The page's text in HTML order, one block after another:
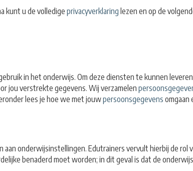
kunt u de volledige privacyverklaring lezen en op de
in het onderwijs. Om deze diensten te kunnen
jou verstrekte gegevens. Wij verzamelen
lees je hoe we met jouwpersoonsgegevens omgaan
onderwijsinstellingen. Edutrainers vervult hierbij de rol
benaderd moet worden; in dit geval is dat de